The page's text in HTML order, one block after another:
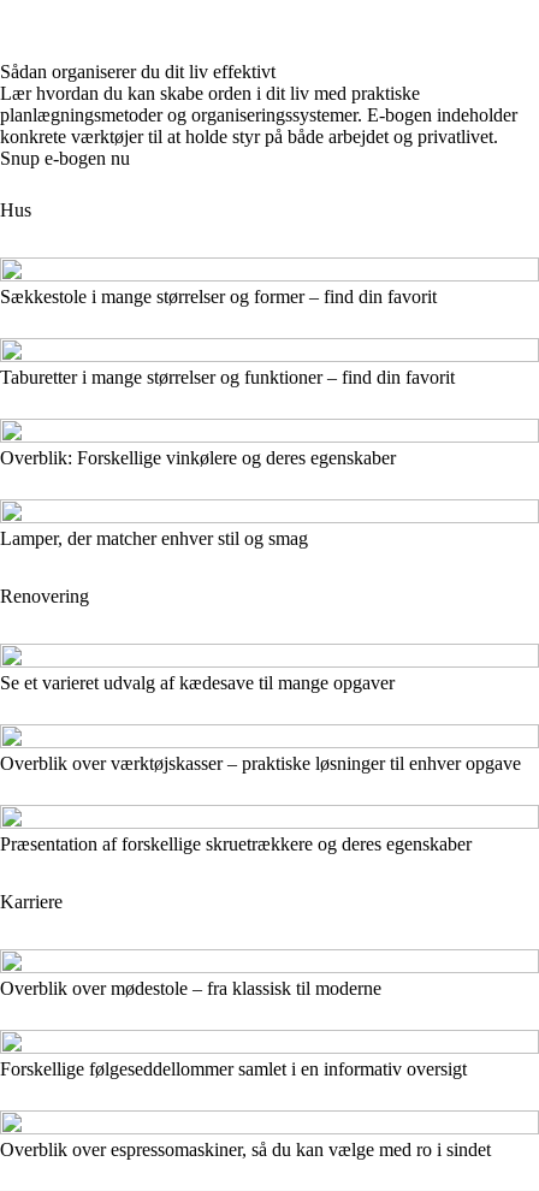
Sådan organiserer du dit liv effektivt
Lær hvordan du kan skabe orden i dit liv med praktiske
planlægningsmetoder og organiseringssystemer. E-bogen indeholder
konkrete værktøjer til at holde styr på både arbejdet og privatlivet.
Snup e-bogen nu
Hus
Sækkestole i mange størrelser og former – find din favorit
Taburetter i mange størrelser og funktioner – find din favorit
Overblik: Forskellige vinkølere og deres egenskaber
Lamper, der matcher enhver stil og smag
Renovering
Se et varieret udvalg af kædesave til mange opgaver
Overblik over værktøjskasser – praktiske løsninger til enhver opgave
Præsentation af forskellige skruetrækkere og deres egenskaber
Karriere
Overblik over mødestole – fra klassisk til moderne
Forskellige følgeseddellommer samlet i en informativ oversigt
Overblik over espressomaskiner, så du kan vælge med ro i sindet